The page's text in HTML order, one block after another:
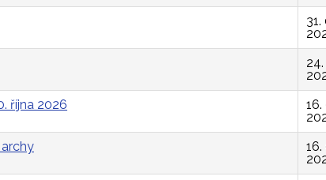
31.
24.
října 2026
16.
16.